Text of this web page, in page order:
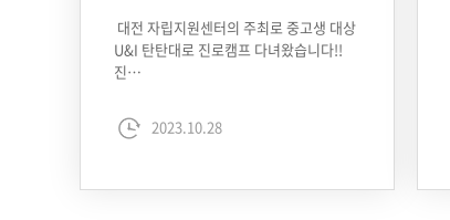
대전 자립지원센터의 주최로 중고생 대상
U&I 탄탄대로 진로캠프 다녀왔습니다!!
진…
2023.10.28